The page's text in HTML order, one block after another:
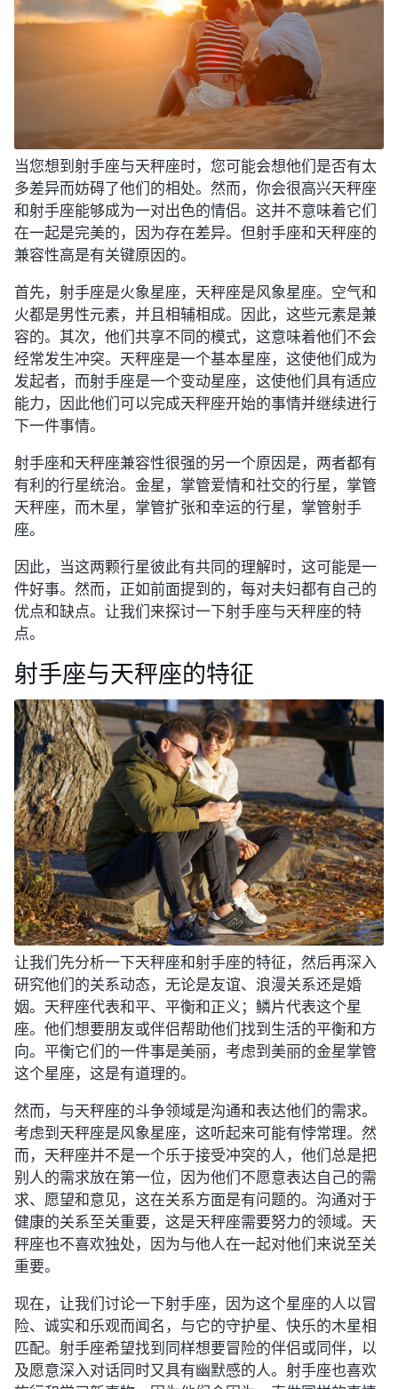
当您想到射手座与天秤座时，您可能会想他们是否有太
多差异而妨碍了他们的相处。然而，你会很高兴天秤座
和射手座能够成为一对出色的情侣。这并不意味着它们
在一起是完美的，因为存在差异。但射手座和天秤座的
兼容性高是有关键原因的。
首先，射手座是火象星座，天秤座是风象星座。空气和
火都是男性元素，并且相辅相成。因此，这些元素是兼
容的。其次，他们共享不同的模式，这意味着他们不会
经常发生冲突。天秤座是一个基本星座，这使他们成为
发起者，而射手座是一个变动星座，这使他们具有适应
能力，因此他们可以完成天秤座开始的事情并继续进行
下一件事情。
射手座和天秤座兼容性很强的另一个原因是，两者都有
有利的行星统治。金星，掌管爱情和社交的行星，掌管
天秤座，而木星，掌管扩张和幸运的行星，掌管射手
座。
因此，当这两颗行星彼此有共同的理解时，这可能是一
件好事。然而，正如前面提到的，每对夫妇都有自己的
优点和缺点。让我们来探讨一下射手座与天秤座的特
点。
射手座与天秤座的特征
让我们先分析一下天秤座和射手座的特征，然后再深入
研究他们的关系动态，无论是友谊、浪漫关系还是婚
姻。天秤座代表和平、平衡和正义；鳞片代表这个星
座。他们想要朋友或伴侣帮助他们找到生活的平衡和方
向。平衡它们的一件事是美丽，考虑到美丽的金星掌管
这个星座，这是有道理的。
然而，与天秤座的斗争领域是沟通和表达他们的需求。
考虑到天秤座是风象星座，这听起来可能有悖常理。然
而，天秤座并不是一个乐于接受冲突的人，他们总是把
别人的需求放在第一位，因为他们不愿意表达自己的需
求、愿望和意见，这在关系方面是有问题的。沟通对于
健康的关系至关重要，这是天秤座需要努力的领域。天
秤座也不喜欢独处，因为与他人在一起对他们来说至关
重要。
现在，让我们讨论一下射手座，因为这个星座的人以冒
险、诚实和乐观而闻名，与它的守护星、快乐的木星相
匹配。射手座希望找到同样想要冒险的伴侣或同伴，以
及愿意深入对话同时又具有幽默感的人。射手座也喜欢